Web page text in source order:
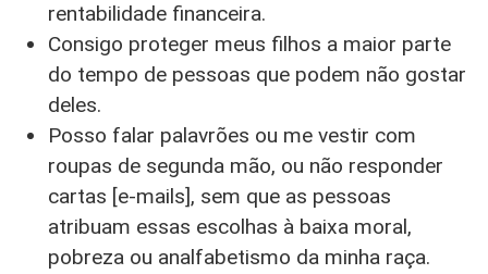
rentabilidade financeira.
Consigo proteger meus filhos a maior parte
do tempo de pessoas que podem não gostar
deles.
Posso falar palavrões ou me vestir com
roupas de segunda mão, ou não responder
cartas [e-mails], sem que as pessoas
atribuam essas escolhas à baixa moral,
pobreza ou analfabetismo da minha raça.